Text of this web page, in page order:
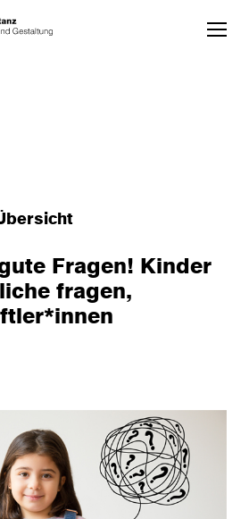
Fragen! Kinder
fragen,